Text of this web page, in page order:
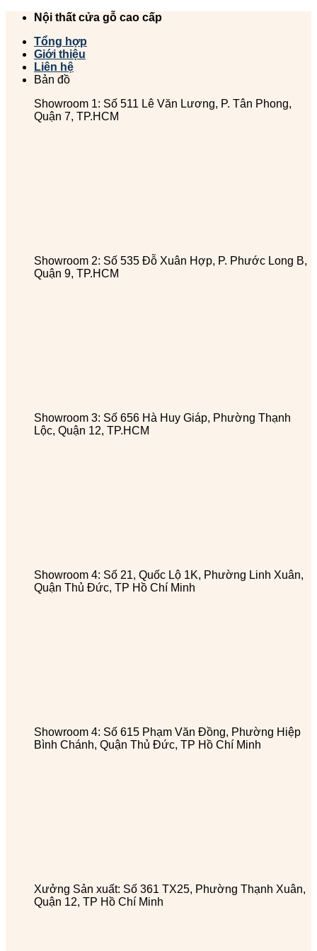
Chuyển
dung
Nội thất cửa gỗ cao cấp
Tổng hợp
Giới thiệu
Liên hệ
Bản đồ
Showroom 1: Số 511 Lê Văn Lương, P. Tân Phong,
Quận 7, TP.HCM
Showroom 2: Số 535 Đỗ Xuân Hợp, P. Phước Long B,
Quận 9, TP.HCM
Showroom 3: Số 656 Hà Huy Giáp, Phường Thạnh
Lộc, Quận 12, TP.HCM
Showroom 4: Số 21, Quốc Lộ 1K, Phường Linh Xuân,
Quận Thủ Đức, TP Hồ Chí Minh
Showroom 4: Số 615 Phạm Văn Đồng, Phường Hiệp
Bình Chánh, Quận Thủ Đức, TP Hồ Chí Minh
Xưởng Sản xuất: Số 361 TX25, Phường Thạnh Xuân,
Quận 12, TP Hồ Chí Minh